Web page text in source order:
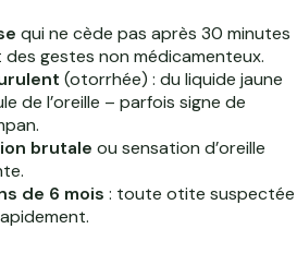
qui ne cède pas après 30 minutes
gestes non médicamenteux.
(otorrhée) : du liquide jaune
de l’oreille – parfois signe de
brutale ou sensation d’oreille
de 6 mois : toute otite suspectée